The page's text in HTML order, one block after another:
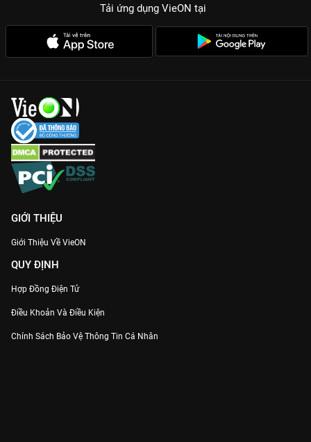
Tải ứng dụng VieON tại
GIỚI THIỆU
Giới Thiệu Về VieON
QUY ĐỊNH
Hợp Đồng Điện Tử
Điều Khoản Và Điều Kiện
Chính Sách Bảo Vệ Thông Tin Cá Nhân